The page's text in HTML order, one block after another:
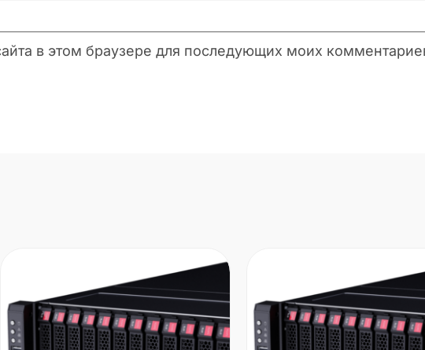
в этом браузере для последующих моих